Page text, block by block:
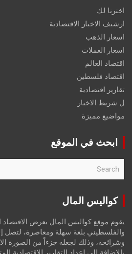
اخترنا لك
ارشيف الاخبار الاقتصادية
اسعار الذهب
اسعار العملات
اقتصاد العالم
اقتصاد فلسطين
تقارير اقتصادية
ل شريط الاخبار
مواضيع مميزة
ابحث في الموقع
r
كواليس المال
يقوم موقع كواليس المال بعرض الاقتصاد
والفلسطيني بلغة سهلة ومعاصرة، لتصل
وشرائحه، وذلك لجعله جزءاً من الصورة